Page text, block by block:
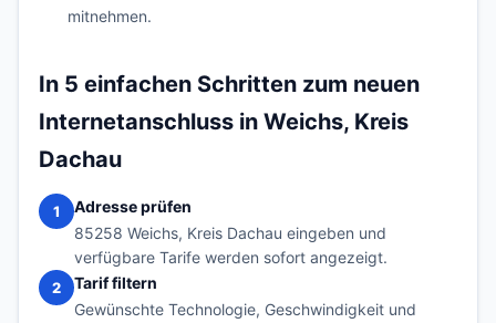
mitnehmen.
In 5 einfachen Schritten zum neuen
Internetanschluss in Weichs, Kreis
Dachau
1
Adresse prüfen
85258 Weichs, Kreis Dachau eingeben und
verfügbare Tarife werden sofort angezeigt.
2
Tarif filtern
Gewünschte Technologie, Geschwindigkeit und